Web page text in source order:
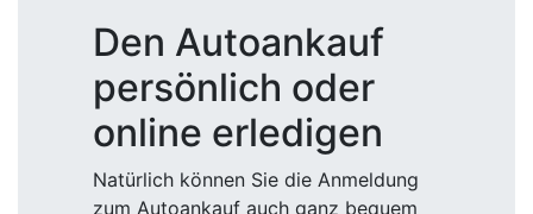
Den Autoankauf
persönlich oder
online erledigen
Natürlich können Sie die Anmeldung
zum Autoankauf auch ganz bequem